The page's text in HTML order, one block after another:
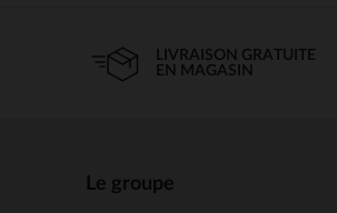
LIVRAISON GRATUITE
EN MAGASIN
Le groupe